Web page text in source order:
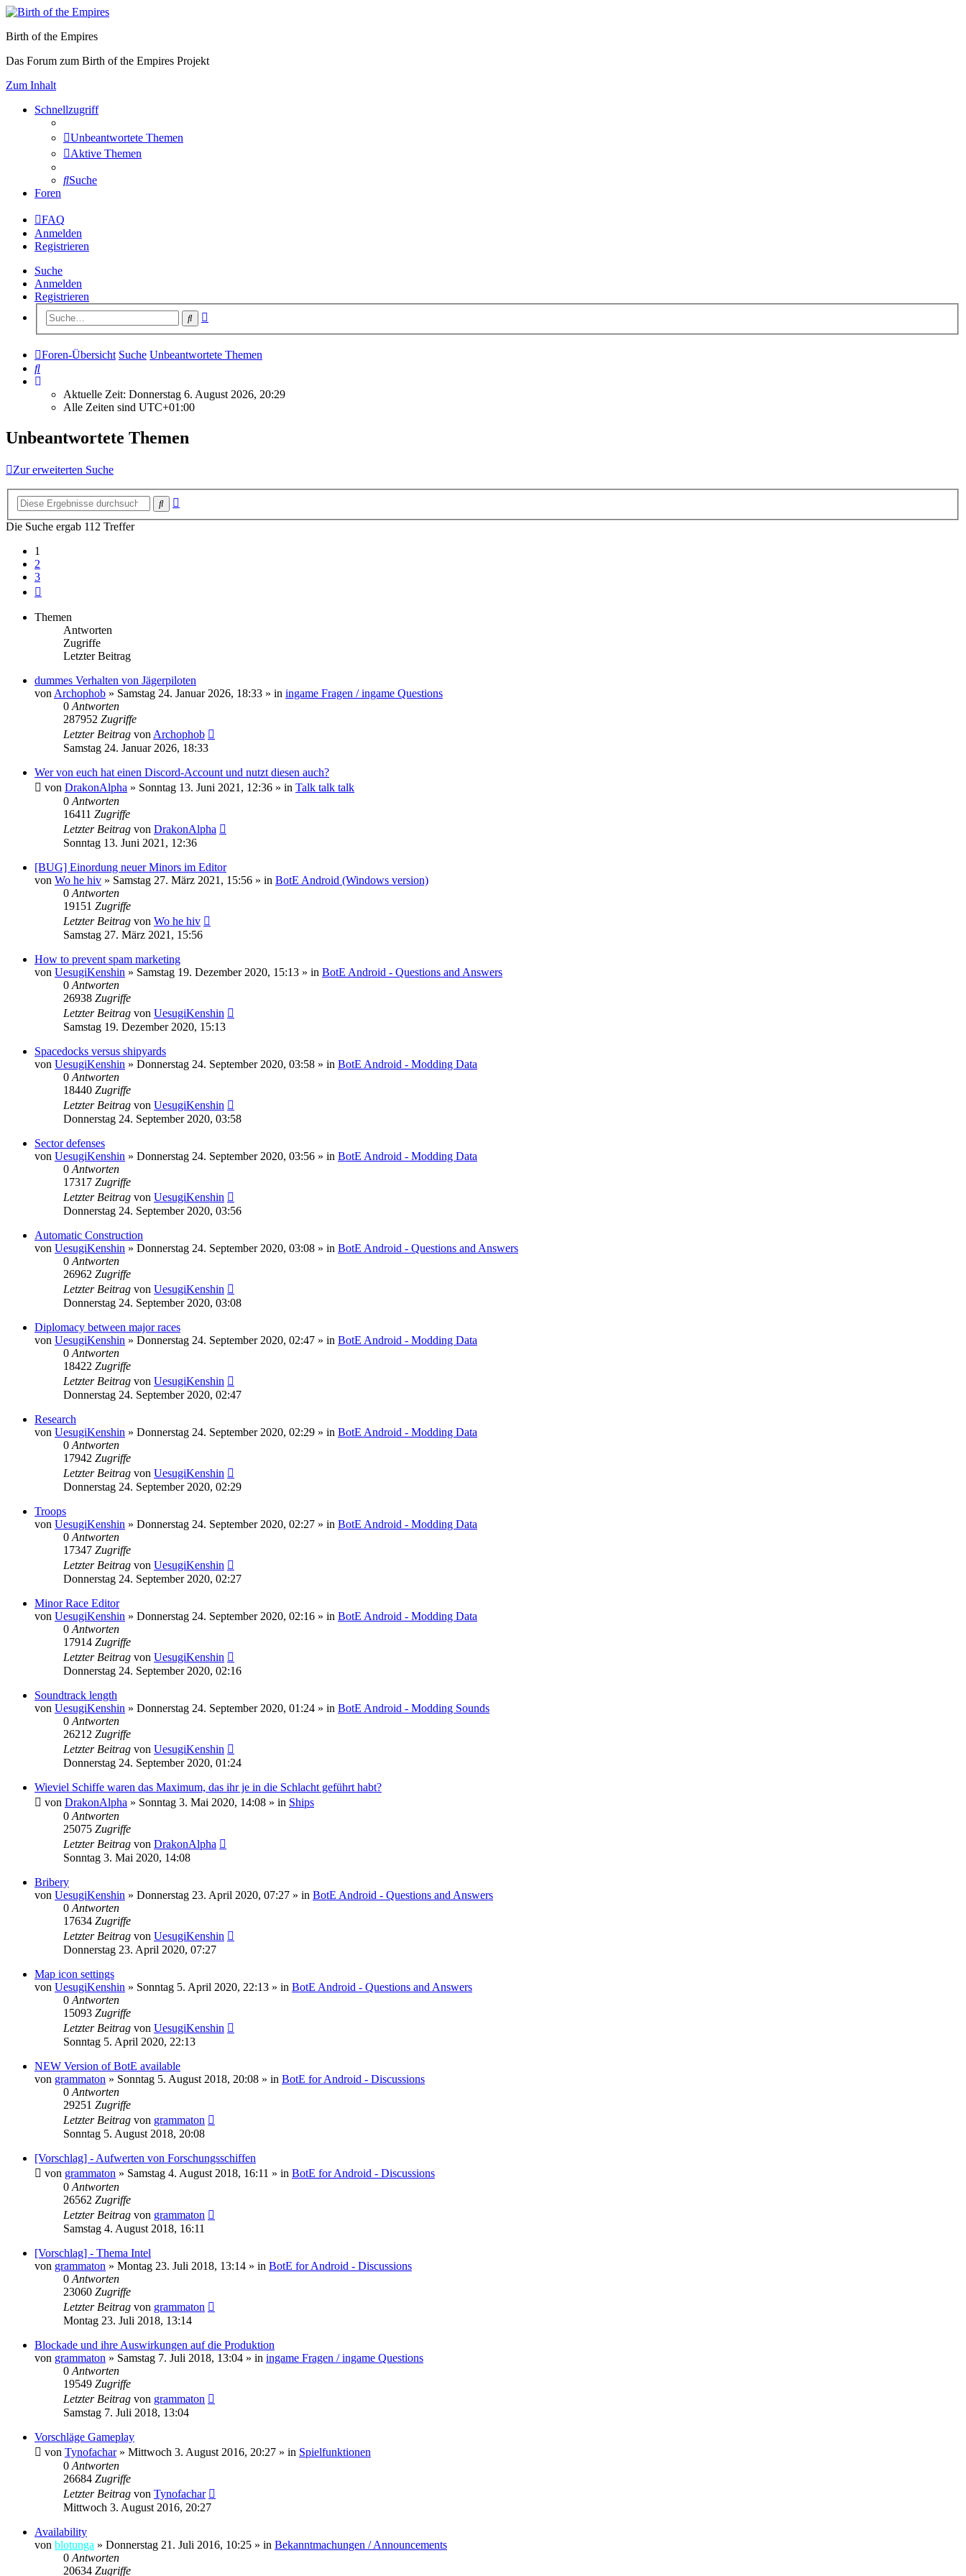
Birth of the Empires
Das Forum zum Birth of the Empires Projekt
Zum Inhalt
Schnellzugriff
Unbeantwortete Themen
Aktive Themen
Suche
Foren
FAQ
Anmelden
Registrieren
Suche
Anmelden
Registrieren
Suche
Foren-Übersicht Suche Unbeantwortete Themen
Suche
Aktuelle Zeit: Donnerstag 6. August 2026, 20:29
Alle Zeiten sind UTC+01:00
Unbeantwortete Themen
Zur erweiterten Suche
Suche
Die Suche ergab 112 Treffer
1
2
3
Themen
Antworten
Zugriffe
Letzter Beitrag
dummes Verhalten von Jägerpiloten
von Archophob » Samstag 24. Januar 2026, 18:33 » in ingame Fragen / ingame Questions
0 Antworten
287952 Zugriffe
Letzter Beitrag von Archophob
Samstag 24. Januar 2026, 18:33
Wer von euch hat einen Discord-Account und nutzt diesen auch?
von DrakonAlpha » Sonntag 13. Juni 2021, 12:36 » in Talk talk talk
0 Antworten
16411 Zugriffe
Letzter Beitrag von DrakonAlpha
Sonntag 13. Juni 2021, 12:36
[BUG] Einordung neuer Minors im Editor
von Wo he hiv » Samstag 27. März 2021, 15:56 » in BotE Android (Windows version)
0 Antworten
19151 Zugriffe
Letzter Beitrag von Wo he hiv
Samstag 27. März 2021, 15:56
How to prevent spam marketing
von UesugiKenshin » Samstag 19. Dezember 2020, 15:13 » in BotE Android - Questions and Answers
0 Antworten
26938 Zugriffe
Letzter Beitrag von UesugiKenshin
Samstag 19. Dezember 2020, 15:13
Spacedocks versus shipyards
von UesugiKenshin » Donnerstag 24. September 2020, 03:58 » in BotE Android - Modding Data
0 Antworten
18440 Zugriffe
Letzter Beitrag von UesugiKenshin
Donnerstag 24. September 2020, 03:58
Sector defenses
von UesugiKenshin » Donnerstag 24. September 2020, 03:56 » in BotE Android - Modding Data
0 Antworten
17317 Zugriffe
Letzter Beitrag von UesugiKenshin
Donnerstag 24. September 2020, 03:56
Automatic Construction
von UesugiKenshin » Donnerstag 24. September 2020, 03:08 » in BotE Android - Questions and Answers
0 Antworten
26962 Zugriffe
Letzter Beitrag von UesugiKenshin
Donnerstag 24. September 2020, 03:08
Diplomacy between major races
von UesugiKenshin » Donnerstag 24. September 2020, 02:47 » in BotE Android - Modding Data
0 Antworten
18422 Zugriffe
Letzter Beitrag von UesugiKenshin
Donnerstag 24. September 2020, 02:47
Research
von UesugiKenshin » Donnerstag 24. September 2020, 02:29 » in BotE Android - Modding Data
0 Antworten
17942 Zugriffe
Letzter Beitrag von UesugiKenshin
Donnerstag 24. September 2020, 02:29
Troops
von UesugiKenshin » Donnerstag 24. September 2020, 02:27 » in BotE Android - Modding Data
0 Antworten
17347 Zugriffe
Letzter Beitrag von UesugiKenshin
Donnerstag 24. September 2020, 02:27
Minor Race Editor
von UesugiKenshin » Donnerstag 24. September 2020, 02:16 » in BotE Android - Modding Data
0 Antworten
17914 Zugriffe
Letzter Beitrag von UesugiKenshin
Donnerstag 24. September 2020, 02:16
Soundtrack length
von UesugiKenshin » Donnerstag 24. September 2020, 01:24 » in BotE Android - Modding Sounds
0 Antworten
26212 Zugriffe
Letzter Beitrag von UesugiKenshin
Donnerstag 24. September 2020, 01:24
Wieviel Schiffe waren das Maximum, das ihr je in die Schlacht geführt habt?
von DrakonAlpha » Sonntag 3. Mai 2020, 14:08 » in Ships
0 Antworten
25075 Zugriffe
Letzter Beitrag von DrakonAlpha
Sonntag 3. Mai 2020, 14:08
Bribery
von UesugiKenshin » Donnerstag 23. April 2020, 07:27 » in BotE Android - Questions and Answers
0 Antworten
17634 Zugriffe
Letzter Beitrag von UesugiKenshin
Donnerstag 23. April 2020, 07:27
Map icon settings
von UesugiKenshin » Sonntag 5. April 2020, 22:13 » in BotE Android - Questions and Answers
0 Antworten
15093 Zugriffe
Letzter Beitrag von UesugiKenshin
Sonntag 5. April 2020, 22:13
NEW Version of BotE available
von grammaton » Sonntag 5. August 2018, 20:08 » in BotE for Android - Discussions
0 Antworten
29251 Zugriffe
Letzter Beitrag von grammaton
Sonntag 5. August 2018, 20:08
[Vorschlag] - Aufwerten von Forschungsschiffen
von grammaton » Samstag 4. August 2018, 16:11 » in BotE for Android - Discussions
0 Antworten
26562 Zugriffe
Letzter Beitrag von grammaton
Samstag 4. August 2018, 16:11
[Vorschlag] - Thema Intel
von grammaton » Montag 23. Juli 2018, 13:14 » in BotE for Android - Discussions
0 Antworten
23060 Zugriffe
Letzter Beitrag von grammaton
Montag 23. Juli 2018, 13:14
Blockade und ihre Auswirkungen auf die Produktion
von grammaton » Samstag 7. Juli 2018, 13:04 » in ingame Fragen / ingame Questions
0 Antworten
19549 Zugriffe
Letzter Beitrag von grammaton
Samstag 7. Juli 2018, 13:04
Vorschläge Gameplay
von Tynofachar» Mittwoch 3. August 2016, 20:27 » in Spielfunktionen
0 Antworten
26684 Zugriffe
Letzter Beitrag von Tynofachar
Mittwoch 3. August 2016, 20:27
Availability
von blotunga » Donnerstag 21. Juli 2016, 10:25 » in Bekanntmachungen / Announcements
0 Antworten
20634 Zugriffe